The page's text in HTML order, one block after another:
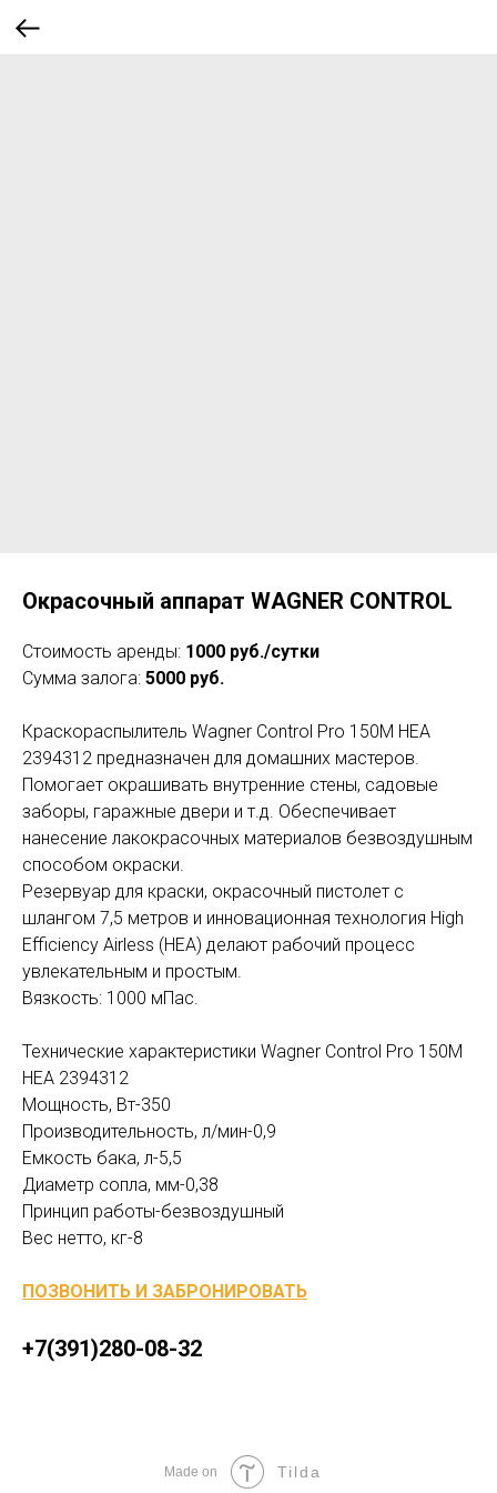
Окрасочный аппарат WAGNER CONTROL
Стоимость аренды: 1000 руб./сутки
Сумма залога: 5000 руб.
Краскораспылитель Wagner Control Pro 150M HEA
2394312 предназначен для домашних мастеров.
Помогает окрашивать внутренние стены, садовые
заборы, гаражные двери и т.д. Обеспечивает
нанесение лакокрасочных материалов безвоздушным
способом окраски.
Резервуар для краски, окрасочный пистолет с
шлангом 7,5 метров и инновационная технология High
Efficiency Airless (HEA) делают рабочий процесс
увлекательным и простым.
Вязкость: 1000 мПас.
Технические характеристики Wagner Control Pro 150M
HEA 2394312
Мощность, Вт-350
Производительность, л/мин-0,9
Емкость бака, л-5,5
Диаметр сопла, мм-0,38
Принцип работы-безвоздушный
Вес нетто, кг-8
ПОЗВОНИТЬ И ЗАБРОНИРОВАТЬ
+7(391)280-08-32
Made on Tilda